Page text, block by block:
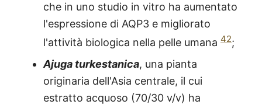
che in uno studio in vitro ha aumentato
l'espressione di AQP3 e migliorato
l'attività biologica nella pelle umana 42;
Ajuga turkestanica, una pianta
originaria dell'Asia centrale, il cui
estratto acquoso (70/30 v/v) ha